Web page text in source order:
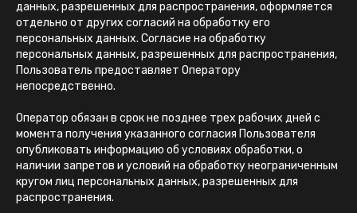
данных, разрешенных для распространения, оформляется
отдельно от других согласий на обработку его
персональных данных. Согласие на обработку
персональных данных, разрешенных для распространения,
Пользователь предоставляет Оператору
непосредственно.
Оператор обязан в срок не позднее трех рабочих дней с
момента получения указанного согласия Пользователя
опубликовать информацию об условиях обработки, о
наличии запретов и условий на обработку неограниченным
кругом лиц персональных данных, разрешенных для
распространения.